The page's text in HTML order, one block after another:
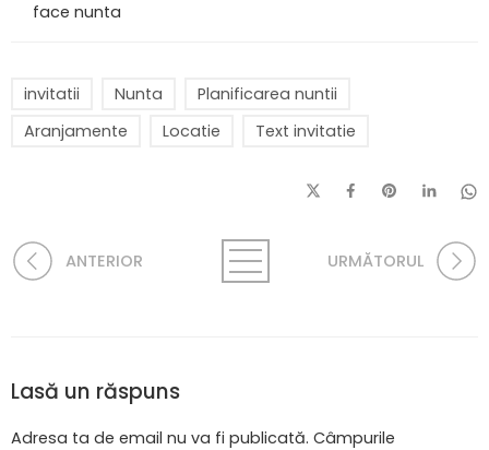
face nunta
invitatii Nunta
Planificarea nuntii
Aranjamente
Locatie Text invitatie
ANTERIOR URMĂTORUL
Lasă un răspuns
Adresa ta de email nu va fi publicată. Câmpurile